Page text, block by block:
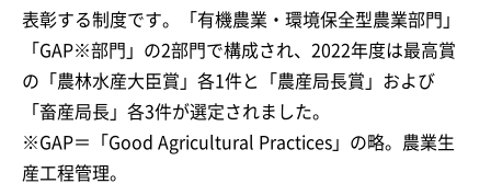
表彰する制度です。「有機農業・環境保全型農業部門」
「GAP※部門」の2部門で構成され、2022年度は最高賞
の「農林水産大臣賞」各1件と「農産局長賞」および
「畜産局長」各3件が選定されました。
※GAP＝「Good Agricultural Practices」の略。農業生
産工程管理。